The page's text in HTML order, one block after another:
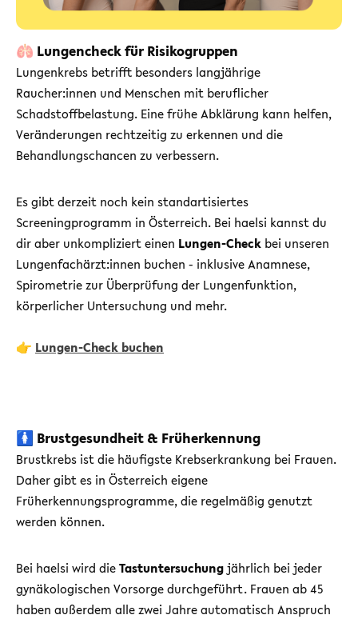
🫁 Lungencheck für Risikogruppen
Lungenkrebs betrifft besonders langjährige
Raucher:innen und Menschen mit beruflicher
Schadstoffbelastung. Eine frühe Abklärung kann helfen,
Veränderungen rechtzeitig zu erkennen und die
Behandlungschancen zu verbessern.
Es gibt derzeit noch kein standartisiertes
Screeningprogramm in Österreich. Bei haelsi kannst du
dir aber unkompliziert einen Lungen-Check bei unseren
Lungenfachärzt:innen buchen - inklusive Anamnese,
Spirometrie zur Überprüfung der Lungenfunktion,
körperlicher Untersuchung und mehr.
👉 Lungen-Check buchen
🚺 Brustgesundheit & Früherkennung
Brustkrebs ist die häufigste Krebserkrankung bei Frauen.
Daher gibt es in Österreich eigene
Früherkennungsprogramme, die regelmäßig genutzt
werden können.
Bei haelsi wird dieTastuntersuchungjährlich bei jeder
gynäkologischen Vorsorge durchgeführt. Frauen ab 45
haben außerdem alle zwei Jahre automatisch Anspruch